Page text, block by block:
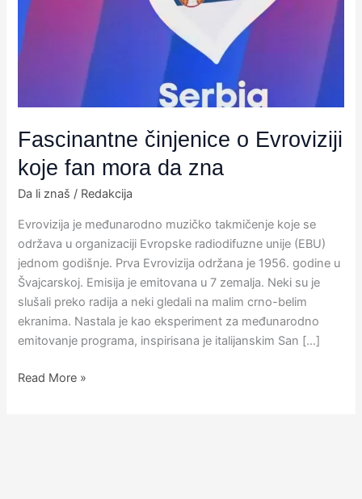
Fascinantne činjenice o Evroviziji
koje fan mora da zna
Da li znaš / Redakcija
Evrovizija je međunarodno muzičko takmičenje koje se
održava u organizaciji Evropske radiodifuzne unije (EBU)
jednom godišnje. Prva Evrovizija održana je 1956. godine u
Švajcarskoj. Emisija je emitovana u 7 zemalja. Neki su je
slušali preko radija a neki gledali na malim crno-belim
ekranima. Nastala je kao eksperiment za međunarodno
emitovanje programa, inspirisana je italijanskim San […]
koje
fan
mora
Read More »